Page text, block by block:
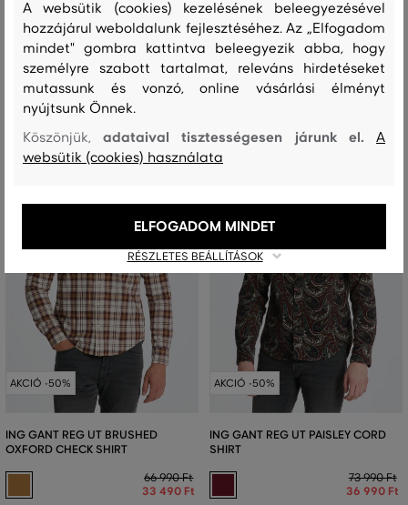
66 990 Ft
33 490 Ft
Elérhető méretek:
66 990 Ft
33 490 Ft
Elérhető méretek:
XXL
AKCIÓ -50%
ING GANT REG UT BRUSHED
OXFORD CHECK SHIRT
66 990 Ft
33 490 Ft
AKCIÓ -50%
ING GANT REG UT PAISLEY CORD
SHIRT
73 990 Ft
36 990 Ft
A websütik (cookies) kezelésének beleegyezésével
hozzájárul weboldalunk fejlesztéséhez. Az „Elfogadom
mindet" gombra kattintva beleegyezik abba, hogy
személyre szabott tartalmat, releváns hirdetéseket
mutassunk és vonzó, online vásárlási élményt
nyújtsunk Önnek.
Köszönjük,adataival tisztességesen járunk el.A
websütik (cookies) használata
RÉSZLETES BEÁLLÍTÁSOK
ELFOGADOM MINDET